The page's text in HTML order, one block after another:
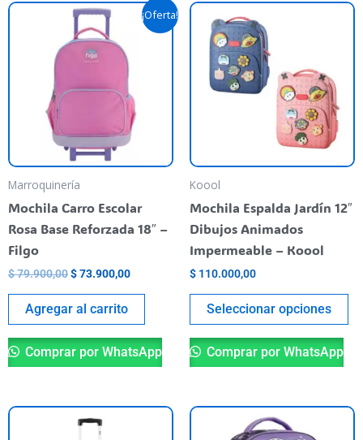
¡Oferta!
Marroquinería
Mochila Carro Escolar
Rosa Base Reforzada 18″ –
Filgo
$79.900,00
El
precio
original
era:
$ 79.900,00.
$73.900,00
El
precio
actual
Agregar al carrito
Comprar por WhatsApp
Koool
Mochila Espalda Jardín 12″
Dibujos Animados
Impermeable – Koool
$ 110.000,00
Seleccionar opciones
se
Comprar por WhatsApp